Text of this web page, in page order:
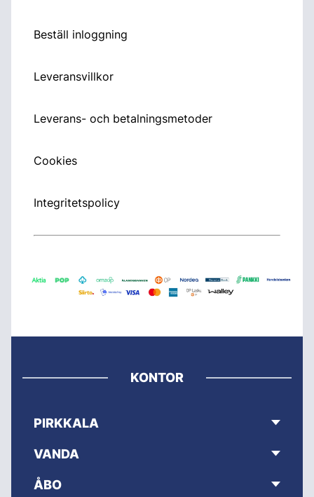
Beställ inloggning
Leveransvillkor
Leverans- och betalningsmetoder
Cookies
Integritetspolicy
KONTOR
PIRKKALA
VANDA
ÅBO